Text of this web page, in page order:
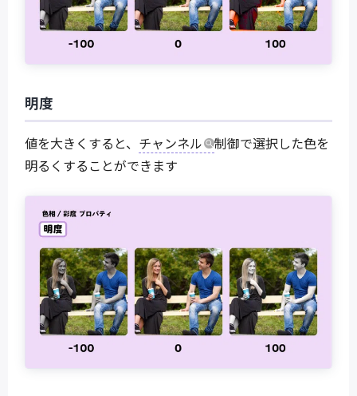
明度
値を大きくすると、 チャンネル
制御で選択した色を
明るくすることができます